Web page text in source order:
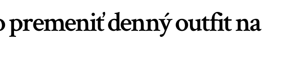
denný outfit na